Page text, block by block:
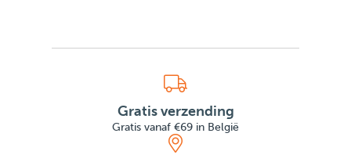
Gratis verzending
Gratis vanaf €69 in België